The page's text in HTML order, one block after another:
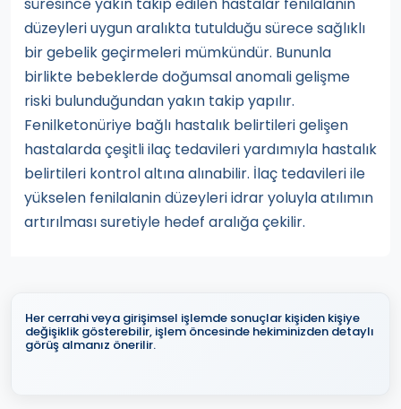
süresince yakın takip edilen hastalar fenilalanin
düzeyleri uygun aralıkta tutulduğu sürece sağlıklı
bir gebelik geçirmeleri mümkündür. Bununla
birlikte bebeklerde doğumsal anomali gelişme
riski bulunduğundan yakın takip yapılır.
Fenilketonüriye bağlı hastalık belirtileri gelişen
hastalarda çeşitli ilaç tedavileri yardımıyla hastalık
belirtileri kontrol altına alınabilir. İlaç tedavileri ile
yükselen fenilalanin düzeyleri idrar yoluyla atılımın
artırılması suretiyle hedef aralığa çekilir.
Her cerrahi veya girişimsel işlemde sonuçlar kişiden kişiye
değişiklik gösterebilir, işlem öncesinde hekiminizden detaylı
görüş almanız önerilir.